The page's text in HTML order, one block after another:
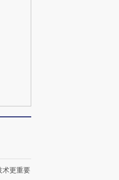
视线｜“入侵”还是“人道危
术更重要